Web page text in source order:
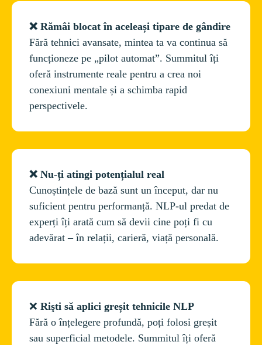
❌ Rămâi blocat în aceleași tipare de gândire
Fără tehnici avansate, mintea ta va continua să
funcționeze pe „pilot automat”. Summitul îți
oferă instrumente reale pentru a crea noi
conexiuni mentale și a schimba rapid
perspectivele.
❌ Nu-ți atingi potențialul real
Cunoștințele de bază sunt un început, dar nu
suficient pentru performanță. NLP-ul predat de
experți îți arată cum să devii cine poți fi cu
adevărat – în relații, carieră, viață personală.
❌ Rişti să aplici greșit tehnicile NLP
Fără o înțelegere profundă, poți folosi greșit
sau superficial metodele. Summitul îți oferă